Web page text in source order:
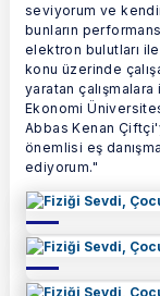
seviyorum ve
bunların
elektron bulutları
konu üzerinde
yaratan
Ekonomi
Abbas Kenan
önemlisi eş
ediyorum."